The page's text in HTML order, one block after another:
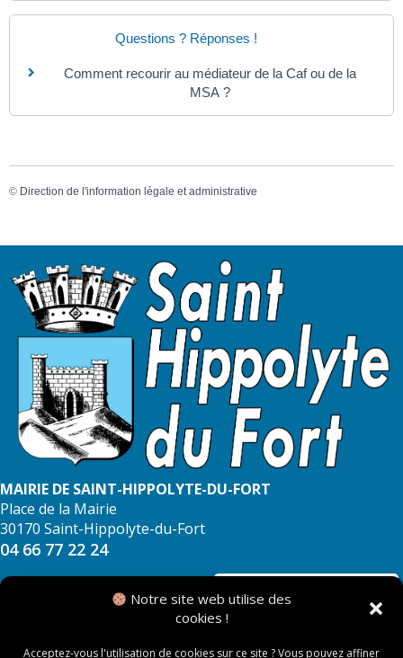
Notre site web utilise des
cookies !
Acceptez-vous l'utilisation de cookies sur ce site ? Vous pouvez affiner
Questions ? Réponses !
Comment recourir au médiateur de la Caf ou de la
MSA ?
© Direction de l'information légale et administrative
MAIRIE DE SAINT-HIPPOLYTE-DU-FORT
Place de la Mairie
30170 Saint-Hippolyte-du-Fort
04 66 77 22 24
NOUS CONTACTER